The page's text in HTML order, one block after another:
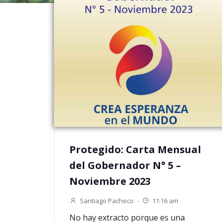
Protegido: Carta Mensual
del Gobernador N° 5 –
Noviembre 2023
Santiago Pacheco - 11:16 am
No hay extracto porque es una